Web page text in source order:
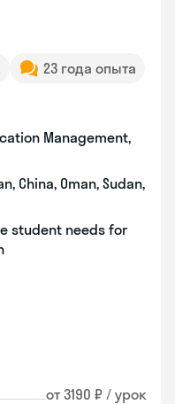
23 года опыта
Management,
China, Oman, Sudan,
student needs for
от 3190 ₽ / урок